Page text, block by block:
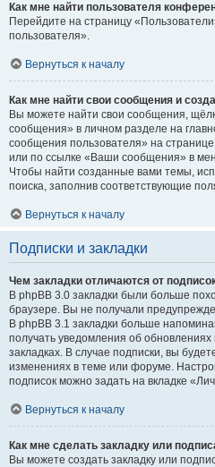
Как мне найти пользователя
Перейдите на страницу
пользователя».
Вернуться к началу
Как мне найти свои сообщения и
Вы можете найти свои сообщения,
сообщения» в личном разделе на
сообщения пользователя» на
или по ссылке «Ваши сообщения» в
Чтобы найти созданные вами темы,
поиска, заполнив соответствующие
Вернуться к началу
Подписки и закладки
Чем закладки отличаются от
В phpBB 3.0 закладки были больше
браузере. Вы не получали
В phpBB 3.1 закладки больше
получать уведомления об
закладках. В случае подписки, вы
изменениях в теме или форуме.
подписок можно задать на вкладке
Вернуться к началу
Как мне сделать закладку или
Вы можете создать закладку или